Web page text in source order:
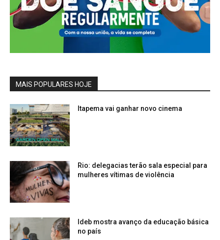
MAIS POPULARES HOJE
Itapema vai ganhar novo cinema
Rio: delegacias terão sala especial para
mulheres vítimas de violência
Ideb mostra avanço da educação básica
no país